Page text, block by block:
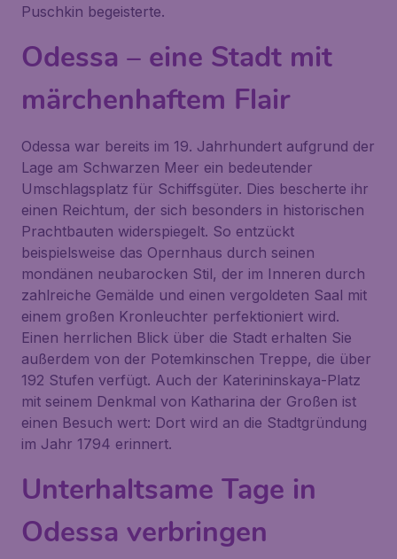
Puschkin begeisterte.
Odessa – eine Stadt mit
märchenhaftem Flair
Odessa war bereits im 19. Jahrhundert aufgrund der
Lage am Schwarzen Meer ein bedeutender
Umschlagsplatz für Schiffsgüter. Dies bescherte ihr
einen Reichtum, der sich besonders in historischen
Prachtbauten widerspiegelt. So entzückt
beispielsweise das Opernhaus durch seinen
mondänen neubarocken Stil, der im Inneren durch
zahlreiche Gemälde und einen vergoldeten Saal mit
einem großen Kronleuchter perfektioniert wird.
Einen herrlichen Blick über die Stadt erhalten Sie
außerdem von der Potemkinschen Treppe, die über
192 Stufen verfügt. Auch der Katerininskaya-Platz
mit seinem Denkmal von Katharina der Großen ist
einen Besuch wert: Dort wird an die Stadtgründung
im Jahr 1794 erinnert.
Unterhaltsame Tage in
Odessa verbringen